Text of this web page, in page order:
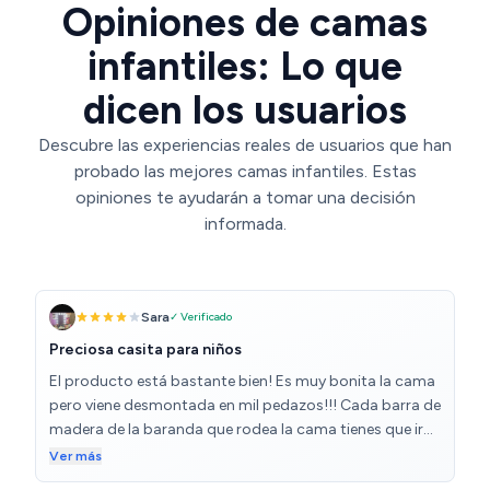
Opiniones de camas
infantiles: Lo que
dicen los usuarios
Descubre las experiencias reales de usuarios que han
probado las mejores camas infantiles. Estas
opiniones te ayudarán a tomar una decisión
informada.
Sara✓ Verificado
Preciosa casita para niños
El producto está bastante bien! Es muy bonita la cama
pero viene desmontada en mil pedazos!!! Cada barra de
madera de la baranda que rodea la cama tienes que ir
poniendo tacos y encajando. No es difícil de montar
solo que viene súper desmontada jajajaja. Hay tacos
Ver más